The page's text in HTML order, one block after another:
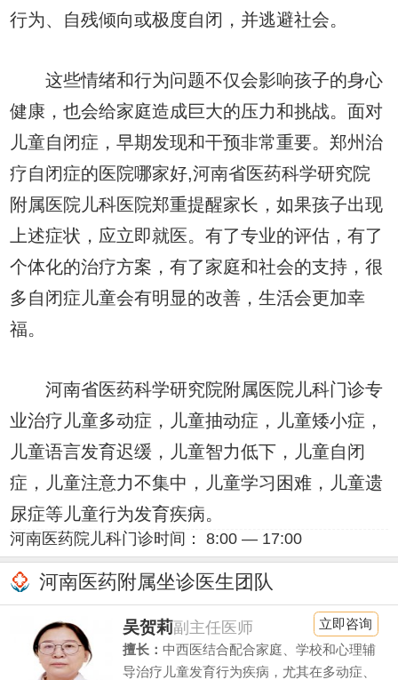
行为、自残倾向或极度自闭，并逃避社会。
这些情绪和行为问题不仅会影响孩子的身心
健康，也会给家庭造成巨大的压力和挑战。面对
儿童自闭症，早期发现和干预非常重要。郑州治
疗自闭症的医院哪家好,河南省医药科学研究院
附属医院儿科医院郑重提醒家长，如果孩子出现
上述症状，应立即就医。有了专业的评估，有了
个体化的治疗方案，有了家庭和社会的支持，很
多自闭症儿童会有明显的改善，生活会更加幸
福。
河南省医药科学研究院附属医院儿科门诊专
业治疗儿童多动症，儿童抽动症，儿童矮小症，
儿童语言发育迟缓，儿童智力低下，儿童自闭
症，儿童注意力不集中，儿童学习困难，儿童遗
尿症等儿童行为发育疾病。
河南医药院儿科门诊时间： 8:00 — 17:00
河南医药附属坐诊医生团队
吴贺莉副主任医师
擅长： 中西医结合配合家庭、学校和心理辅
导治疗儿童发育行为疾病，尤其在多动症、
立即咨询